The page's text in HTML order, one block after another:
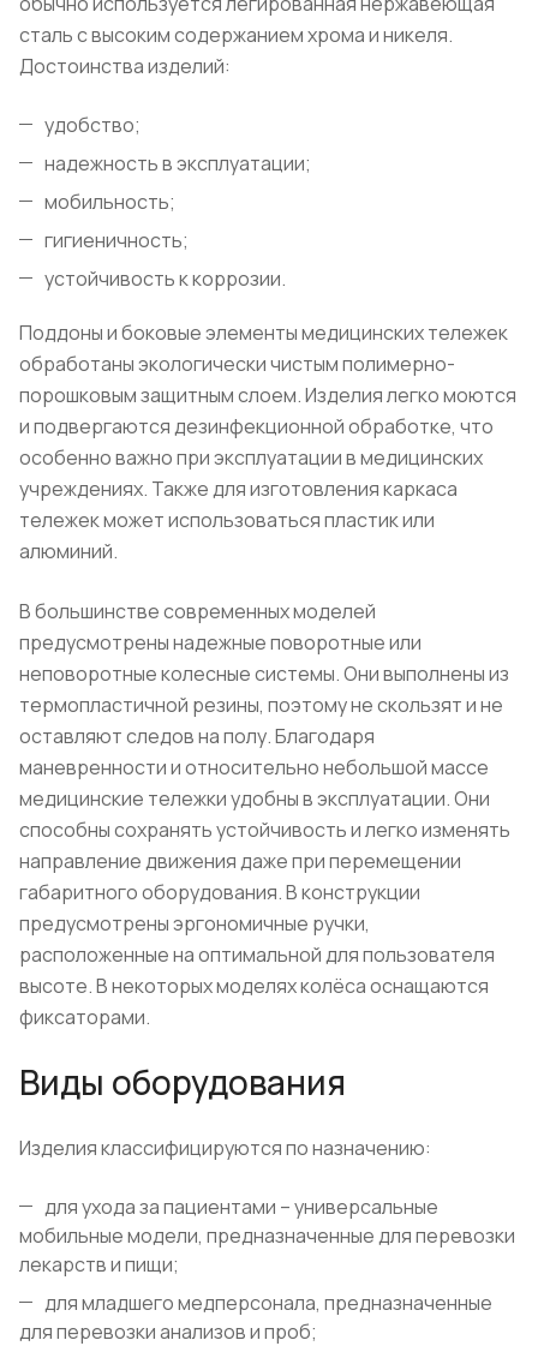
сталь с высоким содержанием хрома и никеля.
Достоинства изделий:
удобство;
надежность в эксплуатации;
мобильность;
гигиеничность;
устойчивость к коррозии.
Поддоны и боковые элементы медицинских тележек
обработаны экологически чистым полимерно-
порошковым защитным слоем. Изделия легко моются
и подвергаются дезинфекционной обработке, что
особенно важно при эксплуатации в медицинских
учреждениях. Также для изготовления каркаса
тележек может использоваться пластик или
алюминий.
В большинстве современных моделей
предусмотрены надежные поворотные или
неповоротные колесные системы. Они выполнены из
термопластичной резины, поэтому не скользят и не
оставляют следов на полу. Благодаря
маневренности и относительно небольшой массе
медицинские тележки удобны в эксплуатации. Они
способны сохранять устойчивость и легко изменять
направление движения даже при перемещении
габаритного оборудования. В конструкции
предусмотрены эргономичные ручки,
расположенные на оптимальной для пользователя
высоте. В некоторых моделях колёса оснащаются
фиксаторами.
Виды оборудования
Изделия классифицируются по назначению:
для ухода за пациентами – универсальные
мобильные модели, предназначенные для перевозки
лекарств и пищи;
для младшего медперсонала, предназначенные
для перевозки анализов и проб;